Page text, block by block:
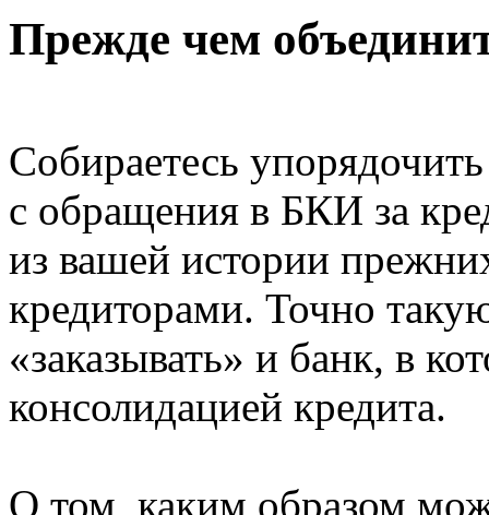
Прежде чем
Собираетесь
с обращения в БКИ за
из вашей истории
кредиторами. Точно
«заказывать» и банк, в
консолидацией кредита.
О том, каким образом